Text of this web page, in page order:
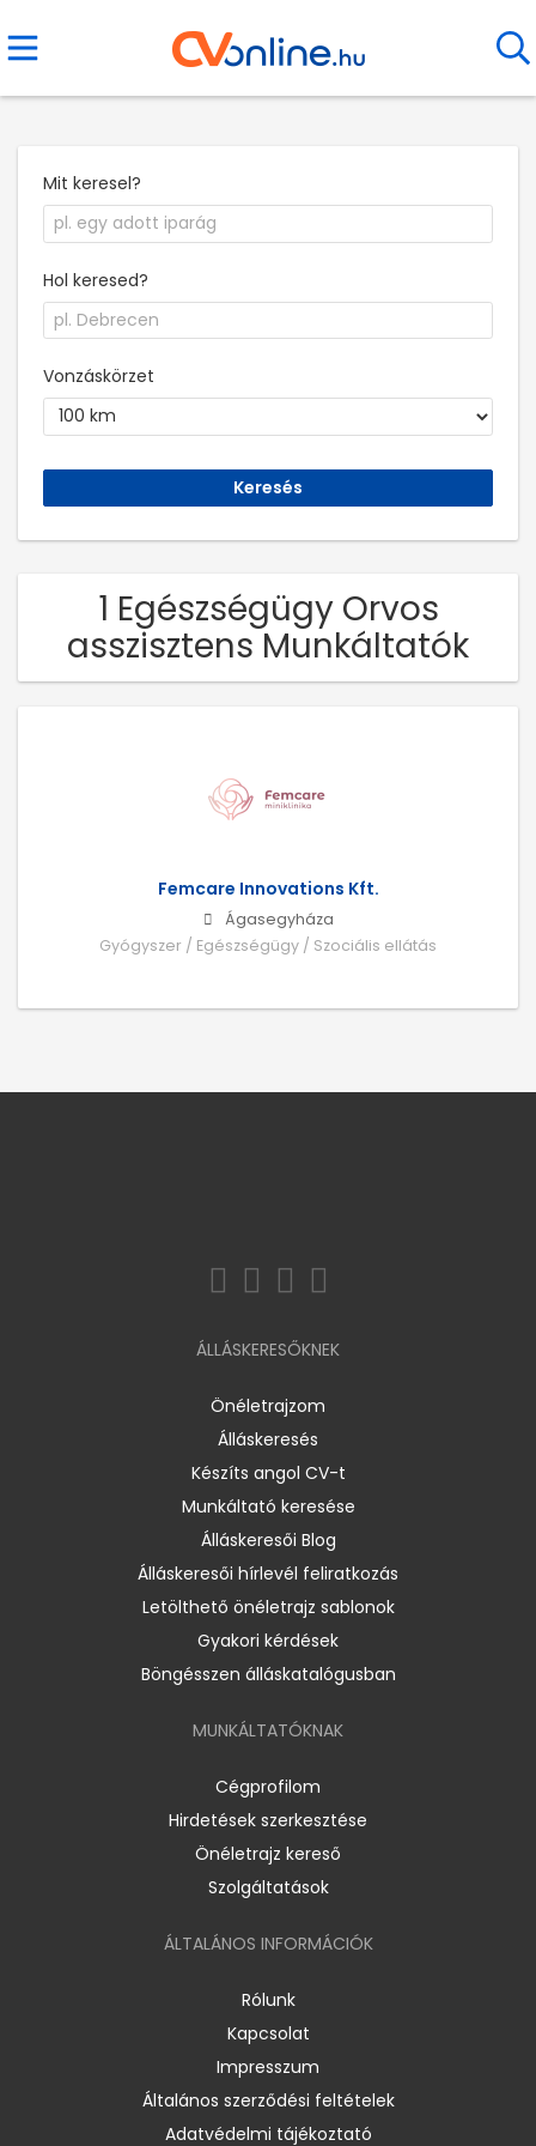
Mit keresel?
Hol keresed?
Vonzáskörzet
1 Egészségügy Orvos
asszisztens Munkáltatók
Femcare Innovations Kft.
Ágasegyháza
Gyógyszer / Egészségügy / Szociális ellátás
ÁLLÁSKERESŐKNEK
Önéletrajzom
Álláskeresés
Készíts angol CV-t
Munkáltató keresése
Álláskeresői Blog
Álláskeresői hírlevél feliratkozás
Letölthető önéletrajz sablonok
Gyakori kérdések
Böngésszen álláskatalógusban
MUNKÁLTATÓKNAK
Cégprofilom
Hirdetések szerkesztése
Önéletrajz kereső
Szolgáltatások
ÁLTALÁNOS INFORMÁCIÓK
Rólunk
Kapcsolat
Impresszum
Általános szerződési feltételek
Adatvédelmi tájékoztató